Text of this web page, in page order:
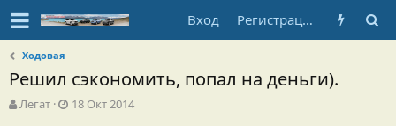
Вход Регистрация
Ходовая
Решил сэкономить, попал на деньги).
А
Легат
Д
18 Окт 2014